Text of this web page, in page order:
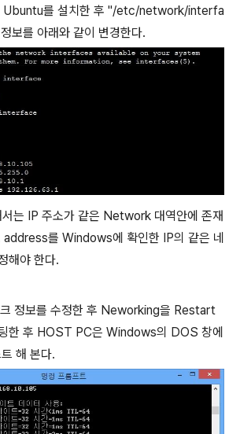
Ubuntu를 설치한 후 "/etc/network/interfa
보를 아래와 같이 변경한다.
는 IP 주소가 같은 Network 대역안에 존재
address를 Windows에 확인한 IP의 같은 네
해야 한다.
정보를 수정한 후 Neworking을 Restart
한 후 HOST PC은 Windows의 DOS 창에
해 본다.